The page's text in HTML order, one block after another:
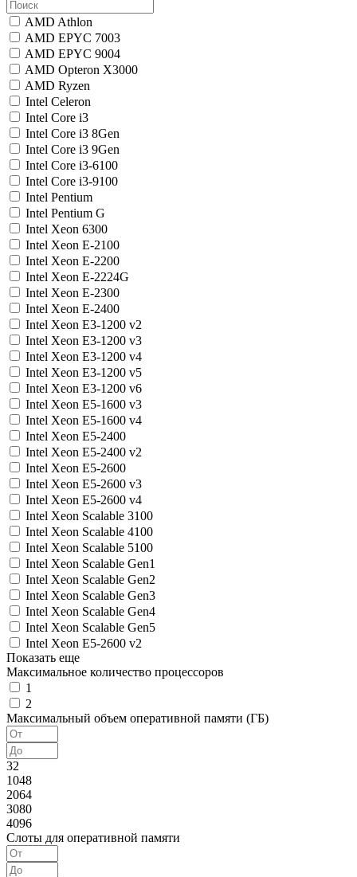
AMD Athlon
AMD EPYC 7003
AMD EPYC 9004
AMD Opteron X3000
AMD Ryzen
Intel Celeron
Intel Core i3
Intel Core i3 8Gen
Intel Core i3 9Gen
Intel Core i3-6100
Intel Core i3-9100
Intel Pentium
Intel Pentium G
Intel Xeon 6300
Intel Xeon E-2100
Intel Xeon E-2200
Intel Xeon E-2224G
Intel Xeon E-2300
Intel Xeon E-2400
Intel Xeon E3-1200 v2
Intel Xeon E3-1200 v3
Intel Xeon E3-1200 v4
Intel Xeon E3-1200 v5
Intel Xeon E3-1200 v6
Intel Xeon E5-1600 v3
Intel Xeon E5-1600 v4
Intel Xeon E5-2400
Intel Xeon E5-2400 v2
Intel Xeon E5-2600
Intel Xeon E5-2600 v3
Intel Xeon E5-2600 v4
Intel Xeon Scalable 3100
Intel Xeon Scalable 4100
Intel Xeon Scalable 5100
Intel Xeon Scalable Gen1
Intel Xeon Scalable Gen2
Intel Xeon Scalable Gen3
Intel Xeon Scalable Gen4
Intel Xeon Scalable Gen5
Intel Xeon E5-2600 v2
Показать еще
Максимальное количество процессоров
1
2
Максимальный объем оперативной памяти (ГБ)
32
1048
2064
3080
4096
Слоты для оперативной памяти